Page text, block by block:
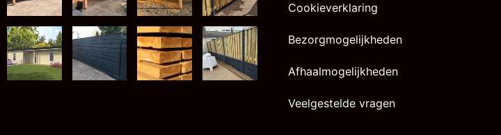
Cookieverklaring
Bezorgmogelijkheden
Afhaalmogelijkheden
Veelgestelde vragen